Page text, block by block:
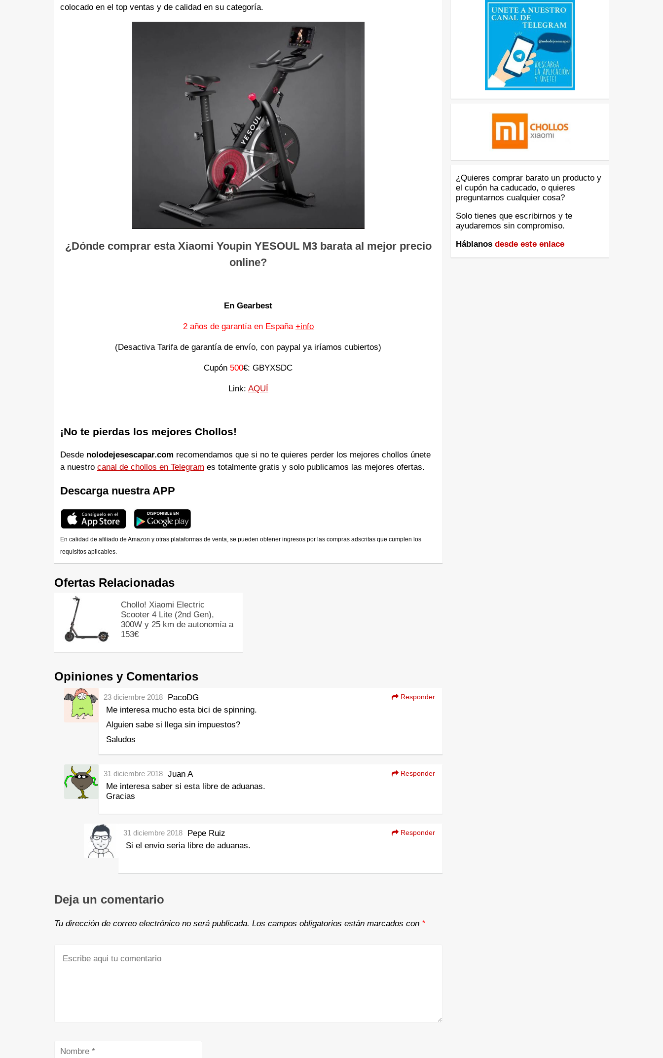
colocado en el top ventas y de calidad en su categoría.
¿Dónde comprar esta Xiaomi Youpin YESOUL M3 barata al mejor precio
online?
En Gearbest
2 años de garantía en España +info
(Desactiva Tarifa de garantía de envío, con paypal ya iríamos cubiertos)
Cupón 500€: GBYXSDC
Link: AQUÍ
¡No te pierdas los mejores Chollos!
Desde nolodejesescapar.com recomendamos que si no te quieres perder los mejores chollos únete
a nuestro canal de chollos en Telegram es totalmente gratis y solo publicamos las mejores ofertas.
Descarga nuestra APP
En calidad de afiliado de Amazon y otras plataformas de venta, se pueden obtener ingresos por las compras adscritas que cumplen los
requisitos aplicables.
Ofertas Relacionadas
Chollo! Xiaomi Electric
Scooter 4 Lite (2nd Gen),
300W y 25 km de autonomía a
153€
Opiniones y Comentarios
PacoDG
23 diciembre 2018 Responder
Me interesa mucho esta bici de spinning.
Alguien sabe si llega sin impuestos?
Saludos
Juan A
31 diciembre 2018 Responder
Me interesa saber si esta libre de aduanas.
Gracias
Pepe Ruiz
31 diciembre 2018 Responder
Si el envio seria libre de aduanas.
Deja un comentario
Tu dirección de correo electrónico no será publicada. Los campos obligatorios están marcados con *
¿Quieres comprar barato un producto y
el cupón ha caducado, o quieres
preguntarnos cualquier cosa?
Solo tienes que escribirnos y te
ayudaremos sin compromiso.
Háblanos desde este enlace